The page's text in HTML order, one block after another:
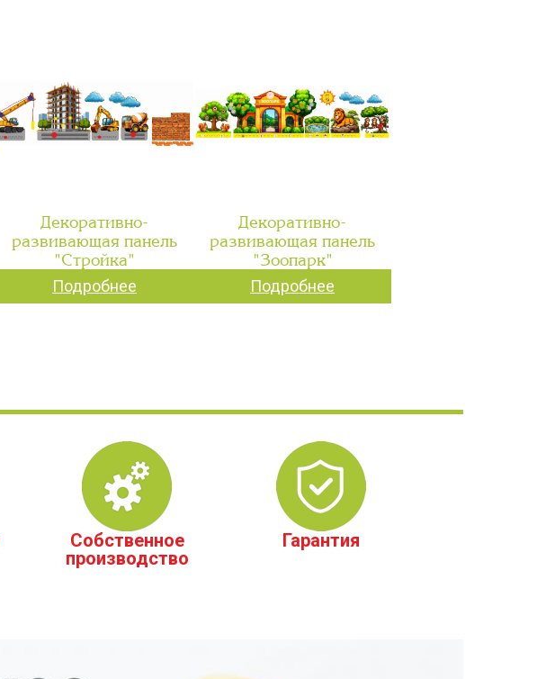
Декоративно-
развивающая панель
"Стройка"
Подробнее
Декоративно-
развивающая панель
"Зоопарк"
Подробнее
Собственное
производство
Гарантия